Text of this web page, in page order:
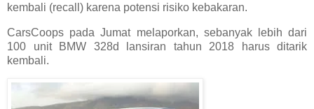
kembali (recall) karena potensi risiko kebakaran.
CarsCoops pada Jumat melaporkan, sebanyak lebih dari
100 unit BMW 328d lansiran tahun 2018 harus ditarik
kembali.